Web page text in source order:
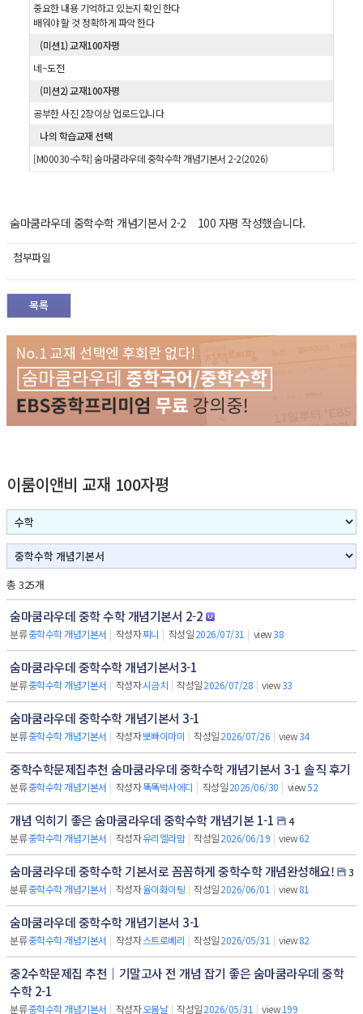
중요한 내용 기억하고 있는지 확인 한다
배워야 할 것 정확하게 파악 한다
(미션1) 교재100자평
네~도전
(미션2) 교재100자평
공부한 사진 2장이상 업로드입니다
나의 학습교재 선택
[M00030-수학] 숨마쿰라우데 중학수학 개념기본서 2-2(2026)
숨마쿰라우데 중학수학 개념기본서 2-2 100 자평 작성했습니다.
첨부파일
목록
이룸이앤비 교재 100자평
총 325개
숨마쿰라우데 중학 수학 개념기본서 2-2
분류중학수학 개념기본서 | 작성자찌니 | 작성일2026/07/31 | view38
숨마쿰라우데 중학수학 개념기본서3-1
분류중학수학 개념기본서 | 작성자시금치 | 작성일2026/07/28 | view33
숨마쿰라우데 중학수학 개념기본서 3-1
분류중학수학 개념기본서 | 작성자뽀빠이마미 | 작성일2026/07/26 | view34
중학수학문제집추천 숨마쿰라우데 중학수학 개념기본서 3-1 솔직 후기
분류중학수학 개념기본서 | 작성자똑똑박사에디 | 작성일2026/06/30 | view52
개념 익히기 좋은 숨마쿰라우데 중학수학 개념기본 1-1
4
분류중학수학 개념기본서 | 작성자유리엘라맘 | 작성일2026/06/19 | view62
숨마쿰라우데 중학수학 기본서로 꼼꼼하게 중학수학 개념완성해요!
3
분류중학수학 개념기본서 | 작성자율이화이팅 | 작성일2026/06/01 | view81
숨마쿰라우데 중학수학 개념기본서 3-1
분류중학수학 개념기본서 | 작성자스트로베리 | 작성일2026/05/31 | view82
중2수학문제집 추천｜기말고사 전 개념 잡기 좋은 숨마쿰라우데 중학
수학 2-1
분류중학수학 개념기본서 | 작성자오봄날 | 작성일2026/05/31 | view199